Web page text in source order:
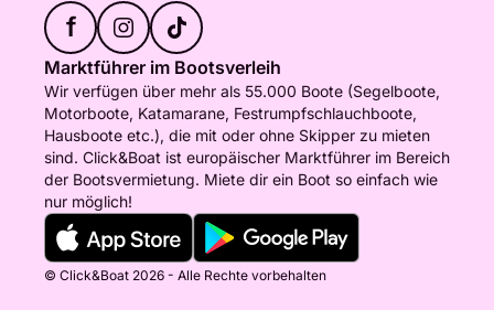
f
Marktführer im Bootsverleih
Wir verfügen über mehr als 55.000 Boote (Segelboote,
Motorboote, Katamarane, Festrumpfschlauchboote,
Hausboote etc.), die mit oder ohne Skipper zu mieten
sind. Click&Boat ist europäischer Marktführer im Bereich
der Bootsvermietung. Miete dir ein Boot so einfach wie
nur möglich!
© Click&Boat 2026 - Alle Rechte vorbehalten